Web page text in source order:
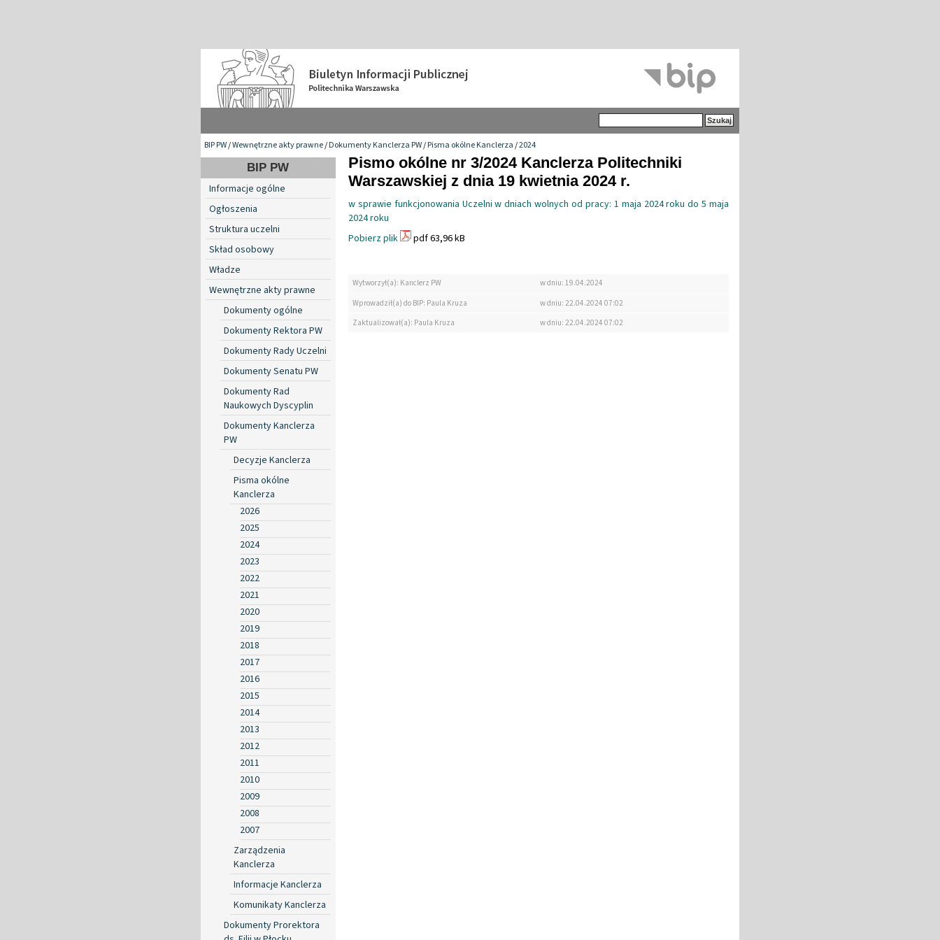
BIP PW/Wewnętrzne akty prawne/Dokumenty Kanclerza PW/Pisma okólne Kanclerza/2024
BIP PW
Informacje ogólne
Ogłoszenia
Struktura uczelni
Skład osobowy
Władze
Wewnętrzne akty prawne
Dokumenty ogólne
Dokumenty Rektora PW
Dokumenty Rady Uczelni
Dokumenty Senatu PW
Dokumenty Rad
Naukowych Dyscyplin
Dokumenty Kanclerza
PW
Decyzje Kanclerza
Pisma okólne
Kanclerza
2026
2025
2024
2023
2022
2021
2020
2019
2018
2017
2016
2015
2014
2013
2012
2011
2010
2009
2008
2007
Zarządzenia
Kanclerza
Informacje Kanclerza
Komunikaty Kanclerza
Dokumenty Prorektora
Pismo okólne nr 3/2024 Kanclerza Politechniki
Warszawskiej z dnia 19 kwietnia 2024 r.
w sprawie funkcjonowania Uczelni w dniach wolnych od pracy: 1 maja 2024 roku do 5 maja
2024 roku
Pobierz plik
pdf 63,96 kB
Wytworzył(a): Kanclerz PW
w dniu: 19.04.2024
Wprowadził(a) do BIP: Paula Kruza
w dniu: 22.04.2024 07:02
Zaktualizował(a): Paula Kruza
w dniu: 22.04.2024 07:02